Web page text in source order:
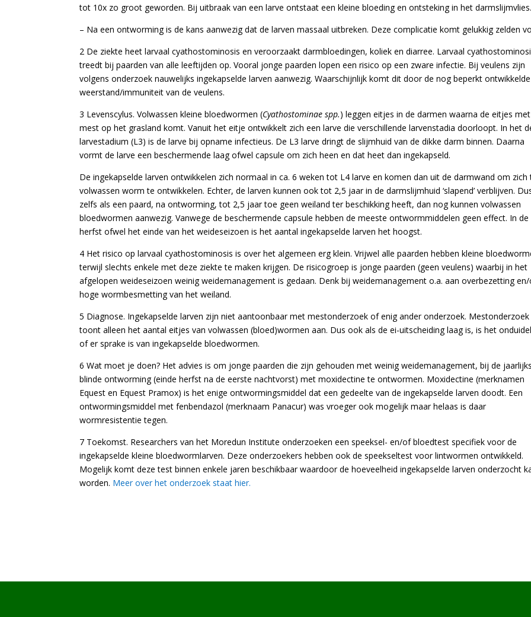
tot 10x zo groot geworden. Bij uitbraak van een larve ontstaat een kleine bloeding en ontsteking in het darmslijmvlies.
– Na een ontworming is de kans aanwezig dat de larven massaal uitbreken. Deze complicatie komt gelukkig zelden
2 De ziekte heet larvaal cyathostominosis en veroorzaakt darmbloedingen, koliek en diarree. Larvaal
treedt bij paarden van alle leeftijden op. Vooral jonge paarden lopen een risico op een zware infectie. Bij veulens zijn
volgens onderzoek nauwelijks ingekapselde larven aanwezig. Waarschijnlijk komt dit door de nog beperkt ontwikkelde
weerstand/immuniteit van de veulens.
3 Levenscylus. Volwassen kleine bloedwormen (Cyathostominae spp.) leggen eitjes in de darmen waarna de eitjes
mest op het grasland komt. Vanuit het eitje ontwikkelt zich een larve die verschillende larvenstadia doorloopt. In het
larvestadium (L3) is de larve bij opname infectieus. De L3 larve dringt de slijmhuid van de dikke darm binnen. Daarna
vormt de larve een beschermende laag ofwel capsule om zich heen en dat heet dan ingekapseld.
De ingekapselde larven ontwikkelen zich normaal in ca. 6 weken tot L4 larve en komen dan uit de darmwand om zich
volwassen worm te ontwikkelen. Echter, de larven kunnen ook tot 2,5 jaar in de darmslijmhuid ‘slapend’ verblijven.
zelfs als een paard, na ontworming, tot 2,5 jaar toe geen weiland ter beschikking heeft, dan nog kunnen volwassen
bloedwormen aanwezig. Vanwege de beschermende capsule hebben de meeste ontwormmiddelen geen effect. In de
herfst ofwel het einde van het weideseizoen is het aantal ingekapselde larven het hoogst.
4 Het risico op larvaal cyathostominosis is over het algemeen erg klein. Vrijwel alle paarden hebben kleine
terwijl slechts enkele met deze ziekte te maken krijgen. De risicogroep is jonge paarden (geen veulens) waarbij in het
afgelopen weideseizoen weinig weidemanagement is gedaan. Denk bij weidemanagement o.a. aan overbezetting
hoge wormbesmetting van het weiland.
5 Diagnose. Ingekapselde larven zijn niet aantoonbaar met mestonderzoek of enig ander onderzoek. Mestonderzoek
toont alleen het aantal eitjes van volwassen (bloed)wormen aan. Dus ook als de ei-uitscheiding laag is, is het
of er sprake is van ingekapselde bloedwormen.
6 Wat moet je doen? Het advies is om jonge paarden die zijn gehouden met weinig weidemanagement, bij de
blinde ontworming (einde herfst na de eerste nachtvorst) met moxidectine te ontwormen. Moxidectine (merknamen
Equest en Equest Pramox) is het enige ontwormingsmiddel dat een gedeelte van de ingekapselde larven doodt. Een
ontwormingsmiddel met fenbendazol (merknaam Panacur) was vroeger ook mogelijk maar helaas is daar
wormresistentie tegen.
7 Toekomst. Researchers van het Moredun Institute onderzoeken een speeksel- en/of bloedtest specifiek voor de
ingekapselde kleine bloedwormlarven. Deze onderzoekers hebben ook de speekseltest voor lintwormen ontwikkeld.
Mogelijk komt deze test binnen enkele jaren beschikbaar waardoor de hoeveelheid ingekapselde larven onderzocht
worden. Meer over het onderzoek staat hier.